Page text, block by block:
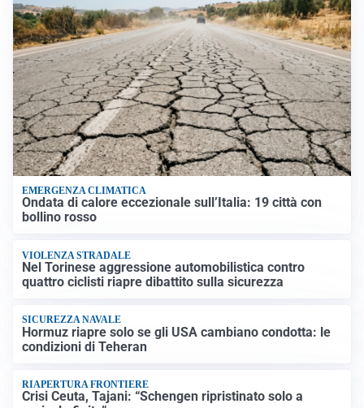
EMERGENZA CLIMATICA
Ondata di calore eccezionale sull’Italia: 19 città con
bollino rosso
VIOLENZA STRADALE
Nel Torinese aggressione automobilistica contro
quattro ciclisti riapre dibattito sulla sicurezza
SICUREZZA NAVALE
Hormuz riapre solo se gli USA cambiano condotta: le
condizioni di Teheran
RIAPERTURA FRONTIERE
Crisi Ceuta, Tajani: “Schengen ripristinato solo a